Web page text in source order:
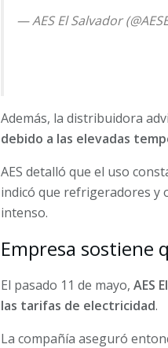
— AES El Salvador
Además, la distribuidora
debido a las elevadas
AES detalló que el uso
indicó que refrigeradores y
intenso.
Empresa sostiene
El pasado 11 de mayo, AES
las tarifas de electricidad.
La compañía aseguró